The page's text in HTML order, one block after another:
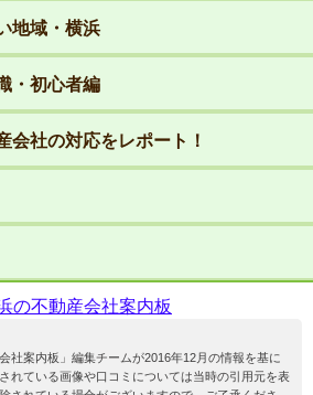
社案内板」編集チームが2016年12月の情報を基に
れている画像や口コミについては当時の引用元を表
地域・横浜
・初心者編
会社の対応をレポート！